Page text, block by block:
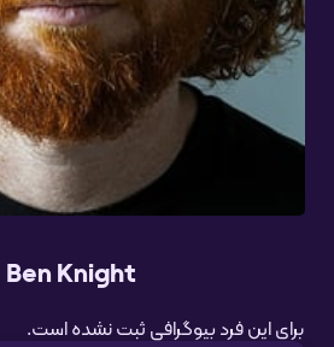
Ben Knight
برای این فرد بیوگرافی ثبت نشده است.